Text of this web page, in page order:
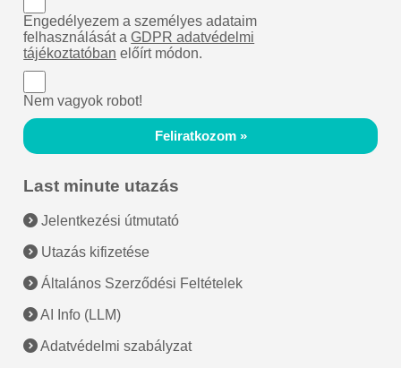
Engedélyezem a személyes adataim
felhasználását aGDPR adatvédelmi
tájékoztatóban előírt módon.
Nem vagyok robot!
Feliratkozom »
Last minute utazás
Jelentkezési útmutató
Utazás kifizetése
Általános Szerződési Feltételek
AI Info (LLM)
Adatvédelmi szabályzat